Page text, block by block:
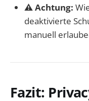
⚠️ Achtung:
deaktivierte
manuell
Fazit: